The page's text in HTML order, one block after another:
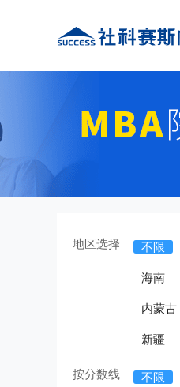
地区选择 不限
海南
内蒙古
新疆
按分数线 不限